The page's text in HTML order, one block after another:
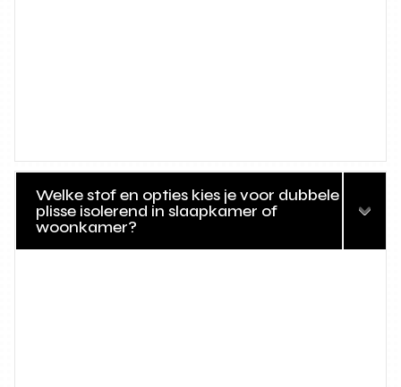
Welke stof en opties kies je voor dubbele
plisse isolerend in slaapkamer of
woonkamer?